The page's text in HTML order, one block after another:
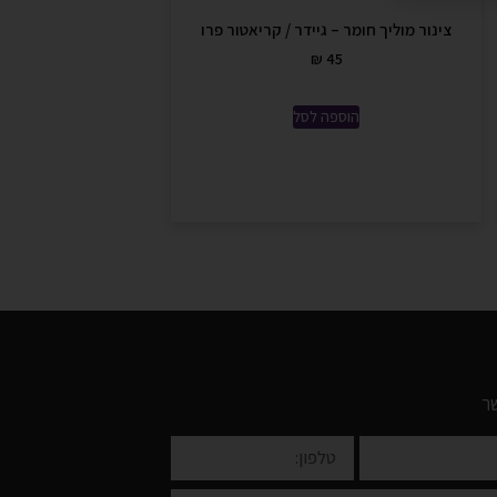
צינור מוליך חומר – גיידר / קריאטור פרו
₪ 45
הוספה לסל